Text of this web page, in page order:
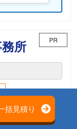
所 PR